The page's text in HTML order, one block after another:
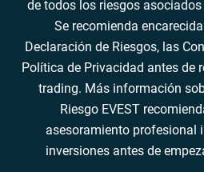
de todos los riesgos
Se recomienda
Declaración de Riesgos, las
Política de Privacidad antes de
trading. Más información
Riesgo EVEST
asesoramiento profesional
inversiones antes de